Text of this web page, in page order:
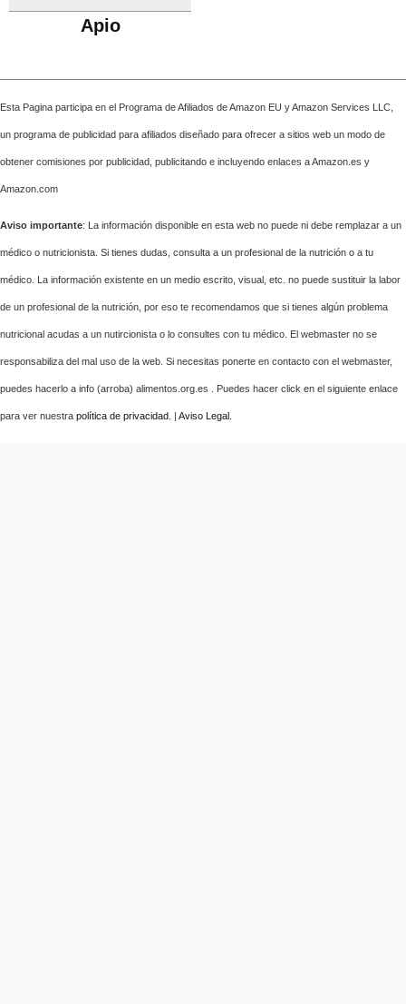
Apio
Esta Pagina participa en el Programa de Afiliados de Amazon EU y Amazon Services LLC,
un programa de publicidad para afiliados diseñado para ofrecer a sitios web un modo de
obtener comisiones por publicidad, publicitando e incluyendo enlaces a Amazon.es y
Amazon.com
Aviso importante: La información disponible en esta web no puede ni debe remplazar a un
médico o nutricionista. Si tienes dudas, consulta a un profesional de la nutrición o a tu
médico. La información existente en un medio escrito, visual, etc. no puede sustituir la labor
de un profesional de la nutrición, por eso te recomendamos que si tienes algún problema
nutricional acudas a un nutircionista o lo consultes con tu médico. El webmaster no se
responsabiliza del mal uso de la web. Si necesitas ponerte en contacto con el webmaster,
puedes hacerlo a info (arroba) alimentos.org.es . Puedes hacer click en el siguiente enlace
para ver nuestra política de privacidad . | Aviso Legal